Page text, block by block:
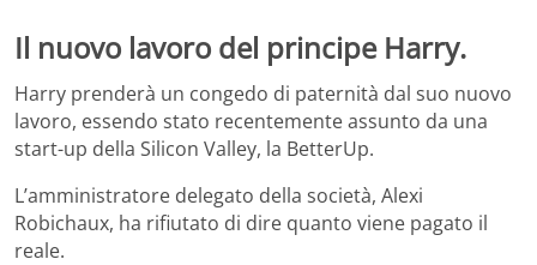
Il nuovo lavoro del principe Harry.
Harry prenderà un congedo di paternità dal suo nuovo
lavoro, essendo stato recentemente assunto da una
start-up della Silicon Valley, la BetterUp.
L’amministratore delegato della società, Alexi
Robichaux, ha rifiutato di dire quanto viene pagato il
reale.